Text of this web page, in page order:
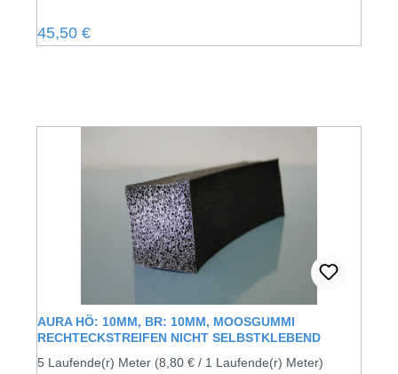
Regulärer Preis:
45,50 €
AURA HÖ: 10MM, BR: 10MM, MOOSGUMMI
RECHTECKSTREIFEN NICHT SELBSTKLEBEND
5 Laufende(r) Meter (8,80 € / 1 Laufende(r) Meter)